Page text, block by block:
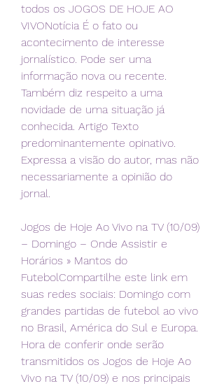
todos os JOGOS DE HOJE AO
VIVONotícia É o fato ou
acontecimento de interesse
jornalístico. Pode ser uma
informação nova ou recente.
Também diz respeito a uma
novidade de uma situação já
conhecida. Artigo Texto
predominantemente opinativo.
Expressa a visão do autor, mas não
necessariamente a opinião do
jornal.
Jogos de Hoje Ao Vivo na TV (10/09)
– Domingo – Onde Assistir e
Horários » Mantos do
FutebolCompartilhe este link em
suas redes sociais: Domingo com
grandes partidas de futebol ao vivo
no Brasil, América do Sul e Europa.
Hora de conferir onde serão
transmitidos os Jogos de Hoje Ao
Vivo na TV (10/09) e nos principais